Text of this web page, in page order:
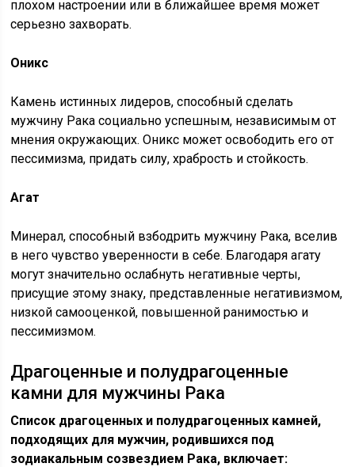
плохом настроении или в ближайшее время может
серьезно захворать.
Оникс
Камень истинных лидеров, способный сделать
мужчину Рака социально успешным, независимым от
мнения окружающих. Оникс может освободить его от
пессимизма, придать силу, храбрость и стойкость.
Агат
Минерал, способный взбодрить мужчину Рака, вселив
в него чувство уверенности в себе. Благодаря агату
могут значительно ослабнуть негативные черты,
присущие этому знаку, представленные негативизмом,
низкой самооценкой, повышенной ранимостью и
пессимизмом.
Драгоценные и полудрагоценные
камни для мужчины Рака
Список драгоценных и полудрагоценных камней,
подходящих для мужчин, родившихся под
зодиакальным созвездием Рака, включает: